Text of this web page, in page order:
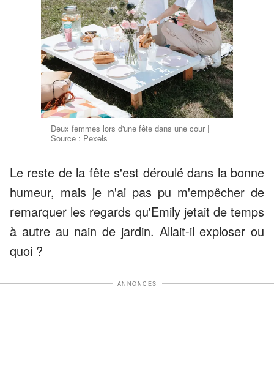
Deux femmes lors d'une fête dans une cour |
Source : Pexels
Le reste de la fête s'est déroulé dans la bonne
humeur, mais je n'ai pas pu m'empêcher de
remarquer les regards qu'Emily jetait de temps
à autre au nain de jardin. Allait-il exploser ou
quoi ?
ANNONCES